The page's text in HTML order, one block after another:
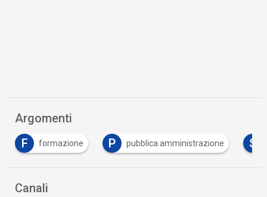
Argomenti
formazione P pubblica amministrazione S skill
Canali